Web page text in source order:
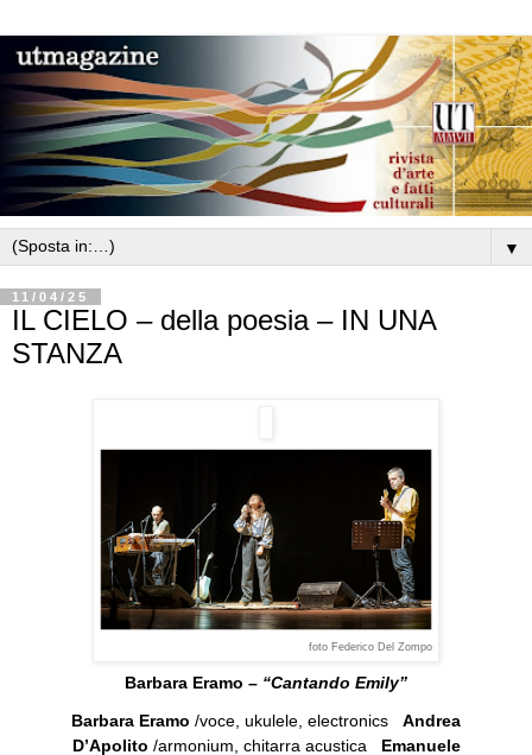
▼
11/04/25
IL CIELO – della poesia – IN UNA
STANZA
foto Federico Del Zompo
Barbara Eramo – “Cantando Emily”
Barbara Eramo /voce, ukulele, electronics Andrea
D’Apolito /armonium, chitarra acustica Emanuele